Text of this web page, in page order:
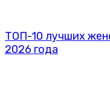
ТОП-10 лучших
2026 года